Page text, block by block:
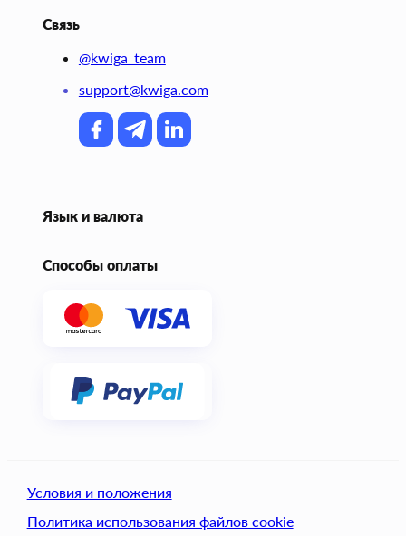
Связь
@kwiga_team
support@kwiga.com
Язык и валюта
Способы оплаты
Условия и положения
Политика использования файлов cookie